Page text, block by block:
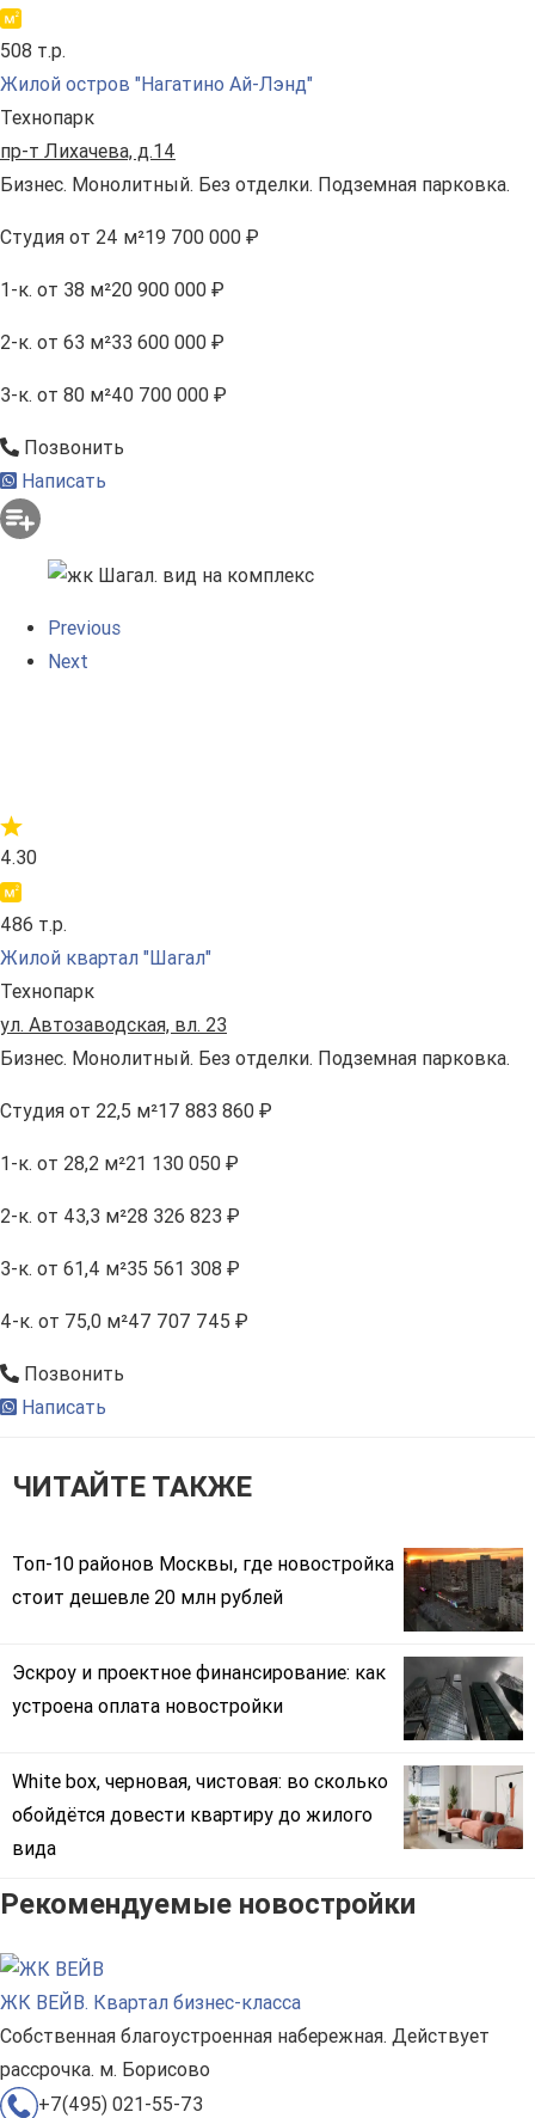
508 т.р.
Жилой остров "Нагатино Ай-Лэнд"
Технопарк
пр-т Лихачева, д.14
Бизнес. Монолитный. Без отделки. Подземная парковка.
Студия от 24 м²19 700 000 ₽
1-к. от 38 м²20 900 000 ₽
2-к. от 63 м²33 600 000 ₽
3-к. от 80 м²40 700 000 ₽
Позвонить
Написать
Previous
Next
4.30
486 т.р.
Жилой квартал "Шагал"
Технопарк
ул. Автозаводская, вл. 23
Бизнес. Монолитный. Без отделки. Подземная парковка.
Студия от 22,5 м²17 883 860 ₽
1-к. от 28,2 м²21 130 050 ₽
2-к. от 43,3 м²28 326 823 ₽
3-к. от 61,4 м²35 561 308 ₽
4-к. от 75,0 м²47 707 745 ₽
Позвонить
Написать
ЧИТАЙТЕ ТАКЖЕ
Топ-10 районов Москвы, где новостройка
стоит дешевле 20 млн рублей
Эскроу и проектное финансирование: как
устроена оплата новостройки
White box, черновая, чистовая: во сколько
обойдётся довести квартиру до жилого
вида
Рекомендуемые новостройки
ЖК ВЕЙВ. Квартал бизнес-класса
Собственная благоустроенная набережная. Действует
рассрочка. м. Борисово
+7(495) 021-55-73